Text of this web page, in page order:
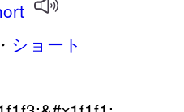
・ ショート